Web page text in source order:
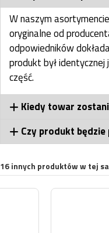
W naszym
oryginalne od
odpowiedników
produkt był
część.
Kiedy towar
Czy produkt
16 innych produktów w tej